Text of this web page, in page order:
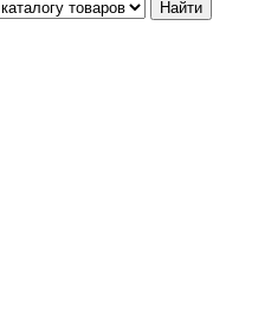
Найти